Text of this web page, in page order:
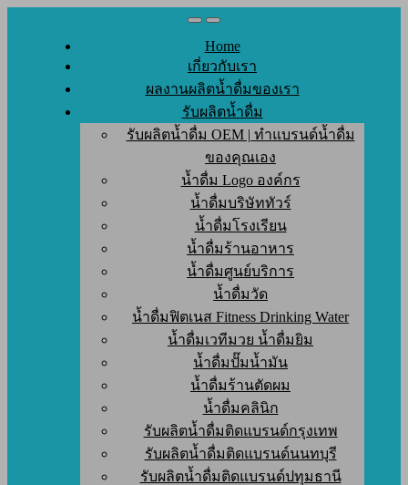
Home
เกี่ยวกับเรา
ผลงานผลิตน้ำดื่มของเรา
รับผลิตน้ำดื่ม
รับผลิตน้ำดื่ม OEM | ทำแบรนด์น้ำดื่ม
ของคุณเอง
น้ำดื่ม Logo องค์กร
น้ำดื่มบริษัททัวร์
น้ำดื่มโรงเรียน
น้ำดื่มร้านอาหาร
น้ำดื่มศูนย์บริการ
น้ำดื่มวัด
น้ำดื่มฟิตเนส Fitness Drinking Water
น้ำดื่มเวทีมวย น้ำดื่มยิม
น้ำดื่มปั๊มน้ำมัน
น้ำดื่มร้านตัดผม
น้ำดื่มคลินิก
รับผลิตน้ำดื่มติดแบรนด์กรุงเทพ
รับผลิตน้ำดื่มติดแบรนด์นนทบุรี
รับผลิตน้ำดื่มติดแบรนด์ปทุมธานี